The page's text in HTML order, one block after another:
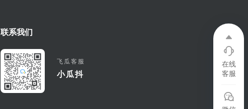
联系我们
飞瓜客服
小瓜抖
在线
客服